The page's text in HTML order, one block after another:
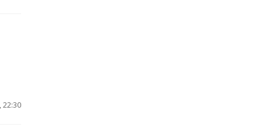
22:30